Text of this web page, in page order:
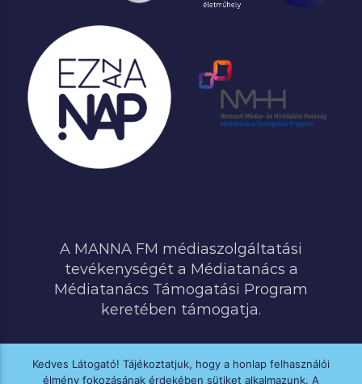
A MANNA FM médiaszolgáltatási
tevékenységét a Médiatanács a
Médiatanács Támogatási Program
keretében támogatja.
Kedves Látogató! Tájékoztatjuk, hogy a honlap felhasználói
élmény fokozásának érdekében sütiket alkalmazunk. A